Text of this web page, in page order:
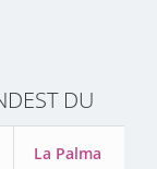
DU
La Palma